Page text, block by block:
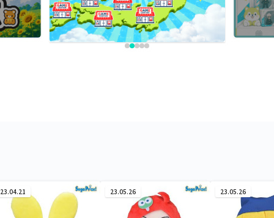
23.04.21 23.05.26 23.05.26